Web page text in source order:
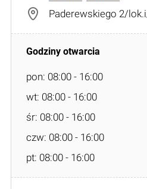
Paderewskiego 2/
pon: 08:00 - 16:00
wt: 08:00 - 16:00
śr: 08:00 - 16:00
czw: 08:00 - 16:00
pt: 08:00 - 16:00